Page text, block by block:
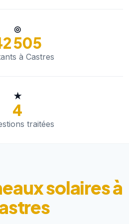
◎
505
à Castres
★
4
traitées
solaires à